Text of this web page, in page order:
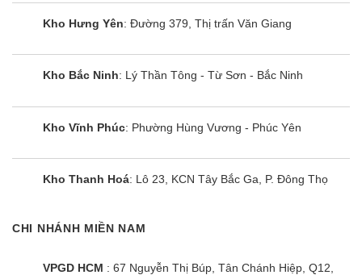
Kho Hưng Yên: Đường 379, Thị trấn Văn Giang
Kho Bắc Ninh: Lý Thần Tông - Từ Sơn - Bắc Ninh
Kho Vĩnh Phúc: Phường Hùng Vương - Phúc Yên
Kho Thanh Hoá: Lô 23, KCN Tây Bắc Ga, P. Đông Thọ
CHI NHÁNH MIỀN NAM
VPGD HCM : 67 Nguyễn Thị Búp, Tân Chánh Hiệp, Q12,